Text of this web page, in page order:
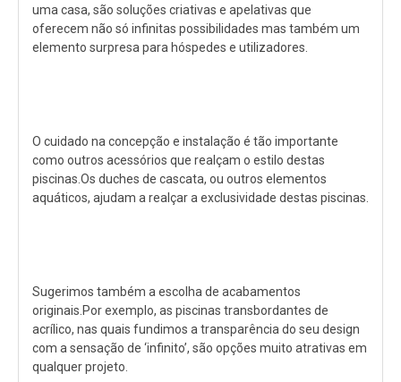
uma casa, são soluções criativas e apelativas que
oferecem não só infinitas possibilidades mas também um
elemento surpresa para hóspedes e utilizadores.
O cuidado na concepção e instalação é tão importante
como outros acessórios que realçam o estilo destas
piscinas.Os duches de cascata, ou outros elementos
aquáticos, ajudam a realçar a exclusividade destas piscinas.
Sugerimos também a escolha de acabamentos
originais.Por exemplo, as piscinas transbordantes de
acrílico, nas quais fundimos a transparência do seu design
com a sensação de ‘infinito’, são opções muito atrativas em
qualquer projeto.